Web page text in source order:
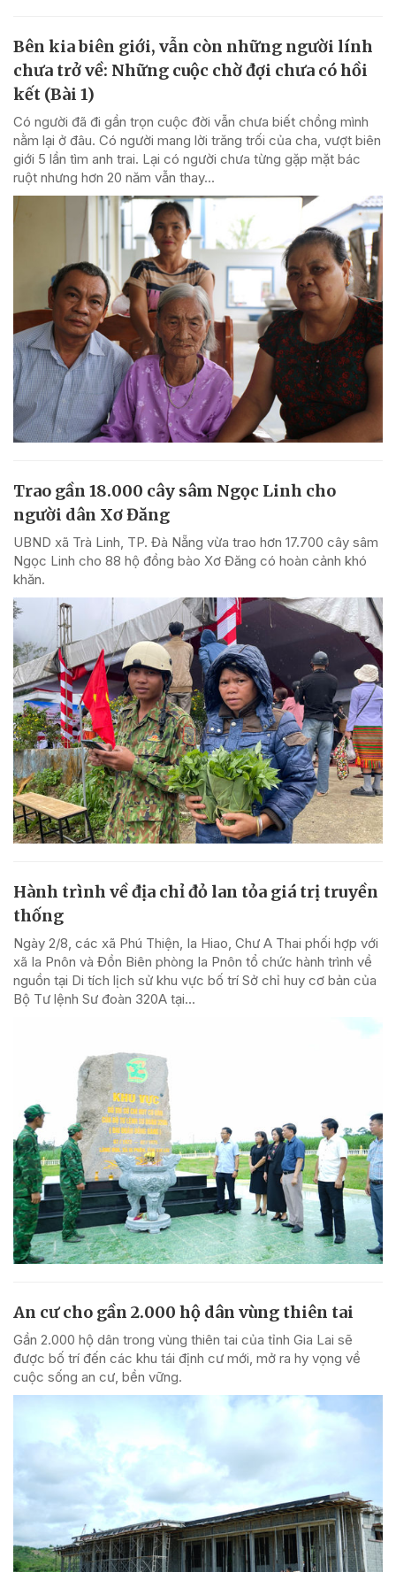
Bên kia biên giới, vẫn còn những người lính
chưa trở về: Những cuộc chờ đợi chưa có hồi
kết (Bài 1)
Có người đã đi gần trọn cuộc đời vẫn chưa biết chồng mình
nằm lại ở đâu. Có người mang lời trăng trối của cha, vượt biên
giới 5 lần tìm anh trai. Lại có người chưa từng gặp mặt bác
ruột nhưng hơn 20 năm vẫn thay...
Trao gần 18.000 cây sâm Ngọc Linh cho
người dân Xơ Đăng
UBND xã Trà Linh, TP. Đà Nẵng vừa trao hơn 17.700 cây sâm
Ngọc Linh cho 88 hộ đồng bào Xơ Đăng có hoàn cảnh khó
khăn.
Hành trình về địa chỉ đỏ lan tỏa giá trị truyền
thống
Ngày 2/8, các xã Phú Thiện, Ia Hiao, Chư A Thai phối hợp với
xã Ia Pnôn và Đồn Biên phòng Ia Pnôn tổ chức hành trình về
nguồn tại Di tích lịch sử khu vực bố trí Sở chỉ huy cơ bản của
Bộ Tư lệnh Sư đoàn 320A tại...
An cư cho gần 2.000 hộ dân vùng thiên tai
Gần 2.000 hộ dân trong vùng thiên tai của tỉnh Gia Lai sẽ
được bố trí đến các khu tái định cư mới, mở ra hy vọng về
cuộc sống an cư, bền vững.